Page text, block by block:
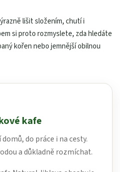
lišit složením, chutí i
si proto rozmyslete, zda hledáte
kořen nebo jemnější obilnou
kafe
do práce i na cesty.
a důkladně rozmíchat.